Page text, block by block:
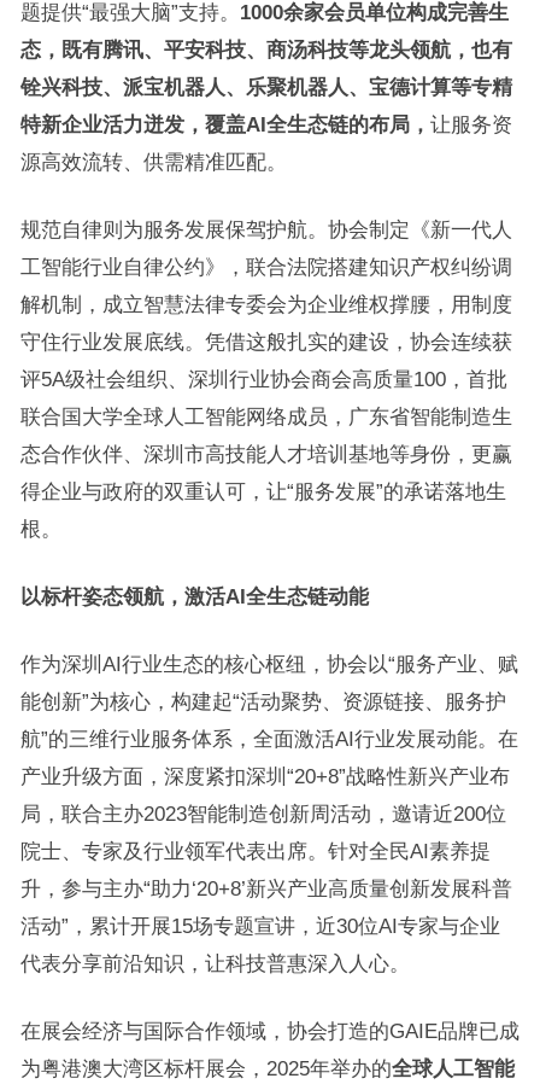
题提供“最强大脑”支持。 1000余家会员单位构成完善生
态，既有腾讯、平安科技、商汤科技等龙头领航，也有
铨兴科技、派宝机器人、乐聚机器人、宝德计算等专精
特新企业活力迸发，覆盖AI全生态链的布局， 让服务资
源高效流转、供需精准匹配。
规范自律则为服务发展保驾护航。协会制定《新一代人
工智能行业自律公约》，联合法院搭建知识产权纠纷调
解机制，成立智慧法律专委会为企业维权撑腰，用制度
守住行业发展底线。凭借这般扎实的建设，协会连续获
评5A级社会组织、深圳行业协会商会高质量100，首批
联合国大学全球人工智能网络成员，广东省智能制造生
态合作伙伴、深圳市高技能人才培训基地等身份，更赢
得企业与政府的双重认可，让“服务发展”的承诺落地生
根。
以标杆姿态领航，激活AI全生态链动能
作为深圳AI行业生态的核心枢纽，协会以“服务产业、赋
能创新”为核心，构建起“活动聚势、资源链接、服务护
航”的三维行业服务体系，全面激活AI行业发展动能。在
产业升级方面，深度紧扣深圳“20+8”战略性新兴产业布
局，联合主办2023智能制造创新周活动，邀请近200位
院士、专家及行业领军代表出席。针对全民AI素养提
升，参与主办“助力‘20+8’新兴产业高质量创新发展科普
活动”，累计开展15场专题宣讲，近30位AI专家与企业
代表分享前沿知识，让科技普惠深入人心。
在展会经济与国际合作领域，协会打造的GAIE品牌已成
为粤港澳大湾区标杆展会，2025年举办的全球人工智能